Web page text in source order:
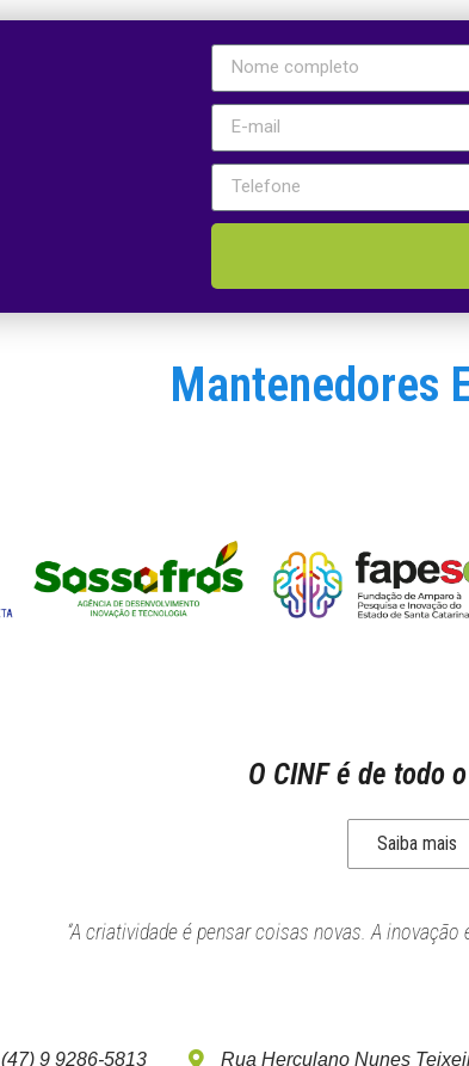
Mantenedores
O CINF é de todo
Saiba mais
“A criatividade é pensar coisas novas. A
(47) 9 9286-5813 Rua Herculano Nunes